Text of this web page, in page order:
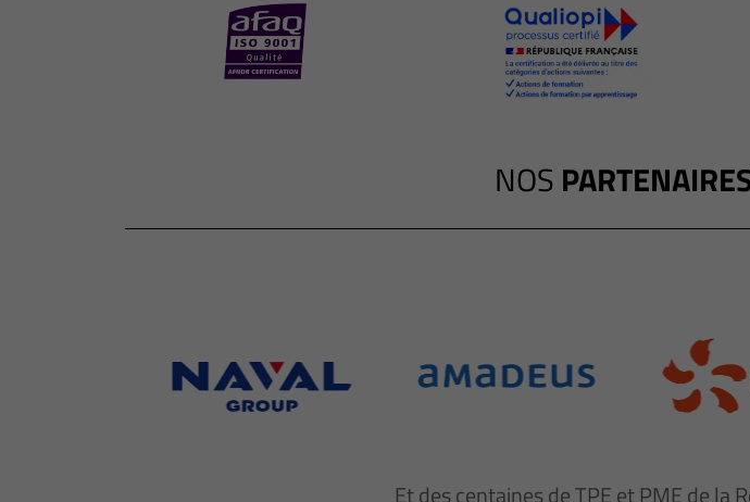
NOS
Et des centaines de TPE et PME de la